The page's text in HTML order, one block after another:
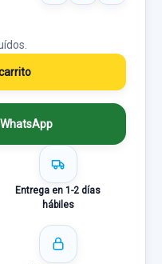
Entrega en 1-2 días
hábiles